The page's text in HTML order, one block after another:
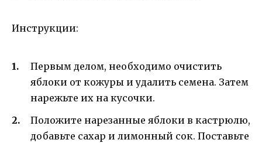
Инструкции:
Первым делом, необходимо очистить
яблоки от кожуры и удалить семена. Затем
нарежьте их на кусочки.
Положите нарезанные яблоки в кастрюлю,
добавьте сахар и лимонный сок. Поставьте